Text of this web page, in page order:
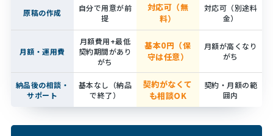
原稿の作成
自分で用意が前
提
対応可（無
料）
対応可（別途料
金）
月額・運用費
月額費用+最低
契約期間があり
がち
基本0円（保
守は任意）
月額が高くなり
がち
納品後の相談・
サポート
基本なし（納品
で終了）
契約がなくて
も相談OK
契約・月額の範
囲内